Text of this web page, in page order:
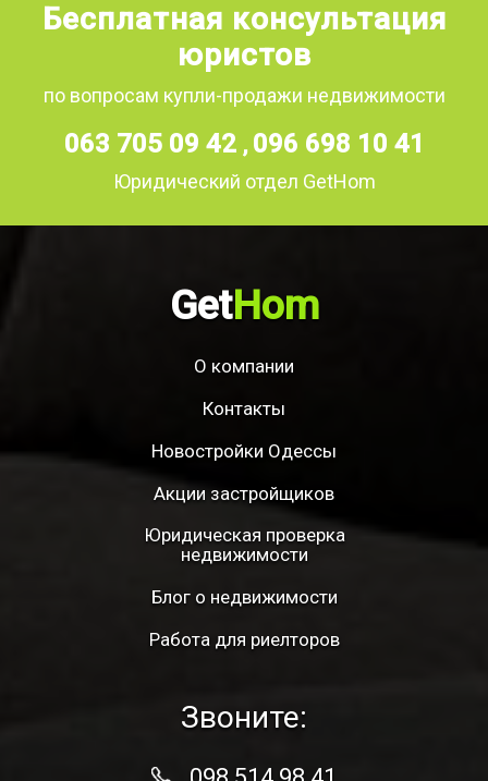
Бесплатная консультация
юристов
по вопросам купли-продажи недвижимости
063 705 09 42 , 096 698 10 41
Юридический отдел GetHom
GetHom
О компании
Контакты
Новостройки Одессы
Акции застройщиков
Юридическая проверка
недвижимости
Блог о недвижимости
Работа для риелторов
Звоните: